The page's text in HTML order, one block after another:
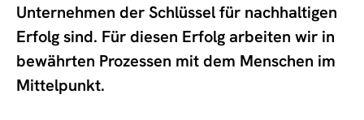
Unternehmen der Schlüssel für nachhaltigen
Erfolg sind. Für diesen Erfolg arbeiten wir in
bewährten Prozessen mit dem Menschen im
Mittelpunkt.